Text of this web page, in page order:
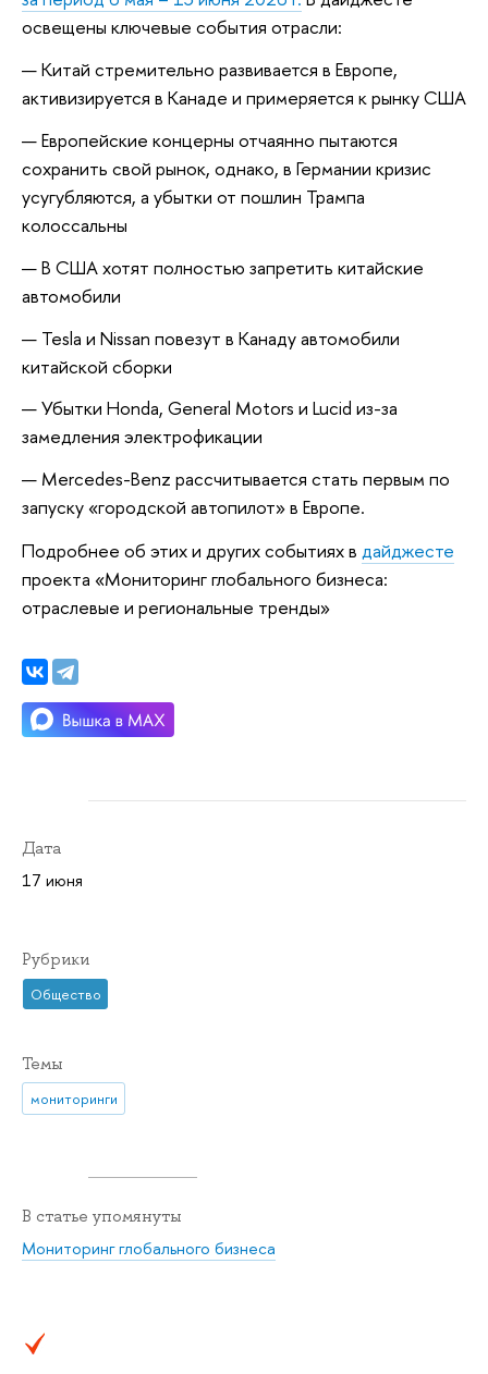
освещены ключевые события отрасли:
Китай стремительно развивается в Европе,
активизируется в Канаде и примеряется к рынку США
Европейские концерны отчаянно пытаются
сохранить свой рынок, однако, в Германии кризис
усугубляются, а убытки от пошлин Трампа
колоссальны
В США хотят полностью запретить китайские
автомобили
Tesla и Nissan повезут в Канаду автомобили
китайской сборки
Убытки Honda, General Motors и Lucid из-за
замедления электрофикации
Mercedes-Benz рассчитывается стать первым по
запуску «городской автопилот» в Европе.
Подробнее об этих и других событиях в дайджесте
проекта «Мониторинг глобального бизнеса:
отраслевые и региональные тренды»
Дата
17 июня
Рубрики
Общество
Темы
мониторинги
В статье упомянуты
Мониторинг глобального бизнеса